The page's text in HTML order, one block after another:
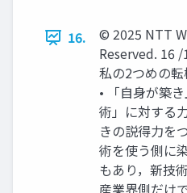
16.
© 2025 NTT
Reserved. 16
私の2つめの
• 「自身が築
術」に対する
きの説得力を
術を使う側に
もあり，新技